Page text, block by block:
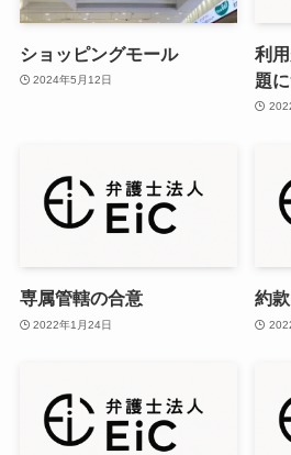
ショッピングモール
2024年5月12日
利
題
専属管轄の合意
2022年1月24日
約